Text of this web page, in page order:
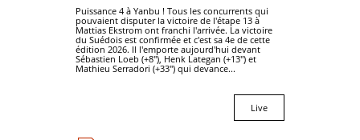
Puissance 4 à Yanbu ! Tous les concurrents qui
pouvaient disputer la victoire de l'étape 13 à
Mattias Ekstrom ont franchi l'arrivée. La victoire
du Suédois est confirmée et c'est sa 4e de cette
édition 2026. Il l'emporte aujourd'hui devant
Sébastien Loeb (+8"), Henk Lategan (+13") et
Mathieu Serradori (+33") qui devance...
Live